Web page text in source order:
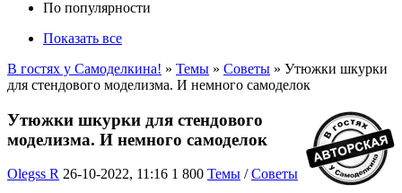
По популярности
Показать все
В гостях у Самоделкина! » Темы » Советы » Утюжки шкурки
для стендового моделизма. И немного самоделок
Утюжки шкурки для стендового
моделизма. И немного самоделок
Olegss R 26-10-2022, 11:16 1 800 Темы /Советы